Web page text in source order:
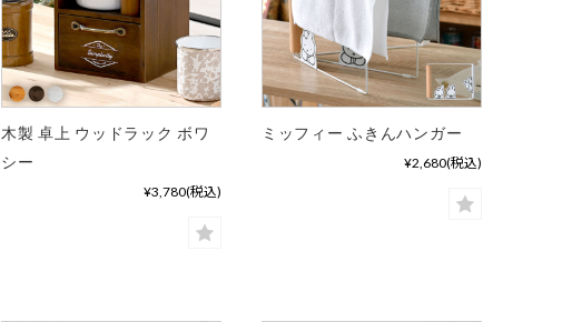
木製 卓上 ウッドラック ボワ
シー
¥3,780(税込)
ミッフィー ふきんハンガー
¥2,680(税込)